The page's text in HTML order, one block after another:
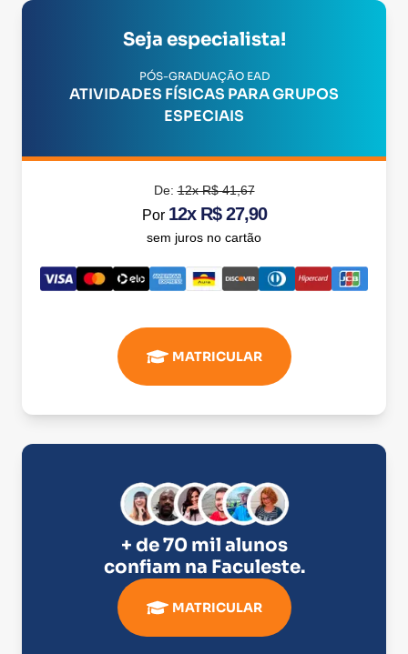
Seja especialista!
PÓS-GRADUAÇÃO EAD
ATIVIDADES FÍSICAS PARA GRUPOS
ESPECIAIS
De:12x R$ 41,67
Por 12x R$ 27,90
sem juros no cartão
MATRICULAR
+ de 70 mil alunos
confiam na Faculeste.
MATRICULAR